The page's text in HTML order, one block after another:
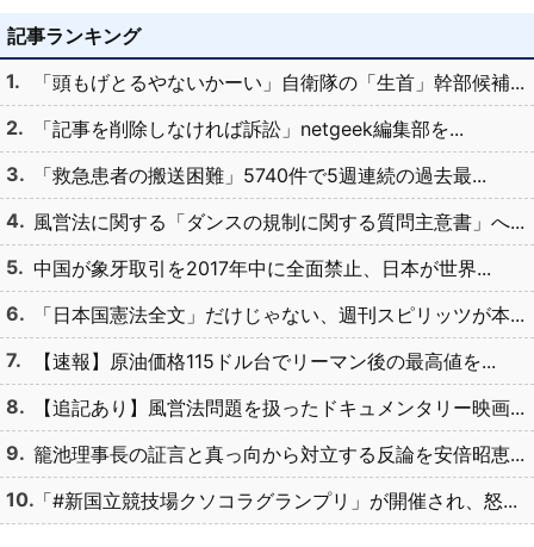
記事ランキング
「頭もげとるやないかーい」自衛隊の「生首」幹部候補...
「記事を削除しなければ訴訟」netgeek編集部を...
「救急患者の搬送困難」5740件で5週連続の過去最...
風営法に関する「ダンスの規制に関する質問主意書」へ...
中国が象牙取引を2017年中に全面禁止、日本が世界...
「日本国憲法全文」だけじゃない、週刊スピリッツが本...
【速報】原油価格115ドル台でリーマン後の最高値を...
【追記あり】風営法問題を扱ったドキュメンタリー映画...
籠池理事長の証言と真っ向から対立する反論を安倍昭恵...
「#新国立競技場クソコラグランプリ」が開催され、怒...